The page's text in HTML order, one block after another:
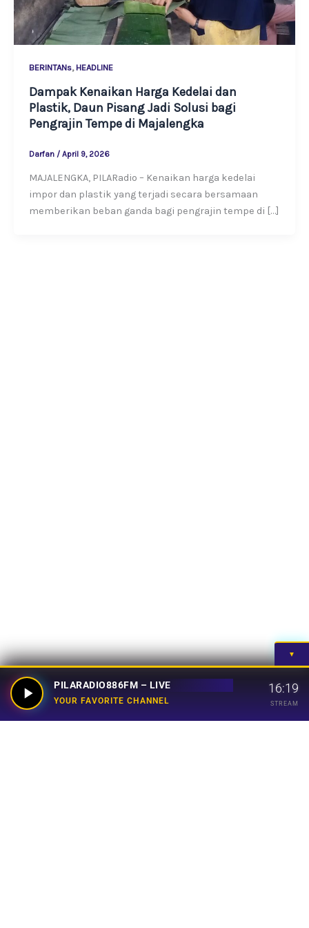
BERINTANs, HEADLINE
Dampak Kenaikan Harga Kedelai dan
Plastik, Daun Pisang Jadi Solusi bagi
Pengrajin Tempe di Majalengka
Darfan / April 9, 2026
MAJALENGKA, PILARadio – Kenaikan harga kedelai
impor dan plastik yang terjadi secara bersamaan
memberikan beban ganda bagi pengrajin tempe di […]
▼
PILARADIO886FM – LIVE
YOUR FAVORITE CHANNEL
16:19
STREAM